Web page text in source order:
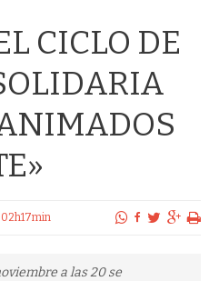
CICLO DE
02h17min
a las 20 se